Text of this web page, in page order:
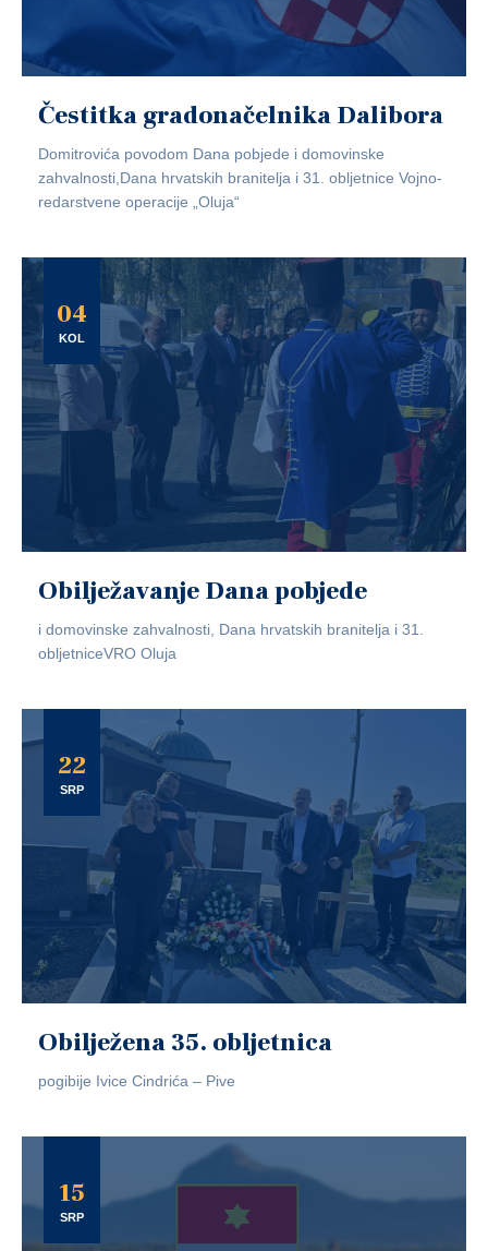
Čestitka gradonačelnika Dalibora
Domitrovića povodom Dana pobjede i domovinske
zahvalnosti,Dana hrvatskih branitelja i 31. obljetnice Vojno-
redarstvene operacije „Oluja“
04
KOL
Obilježavanje Dana pobjede
i domovinske zahvalnosti, Dana hrvatskih branitelja i 31.
obljetniceVRO Oluja
22
SRP
Obilježena 35. obljetnica
pogibije Ivice Cindrića – Pive
15
SRP